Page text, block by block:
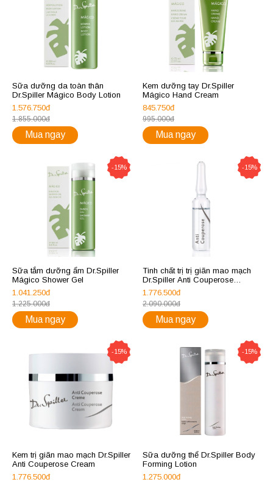
Sữa dưỡng da toàn thân
Dr.Spiller Mágico Body Lotion
1.576.750đ
1.855.000đ
Mua ngay
Kem dưỡng tay Dr.Spiller
Mágico Hand Cream
845.750đ
995.000đ
Mua ngay
-15%
Sữa tắm dưỡng ẩm Dr.Spiller
Mágico Shower Gel
1.041.250đ
1.225.000đ
Mua ngay
-15%
Tinh chất trị trị giãn mao mạch
Dr.Spiller Anti Couperose
Ampoule
1.776.500đ
2.090.000đ
Mua ngay
-15%
Kem trị giãn mao mạch Dr.Spiller
Anti Couperose Cream
1.776.500đ
-15%
Sữa dưỡng thể Dr.Spiller Body
Forming Lotion
1.275.000đ